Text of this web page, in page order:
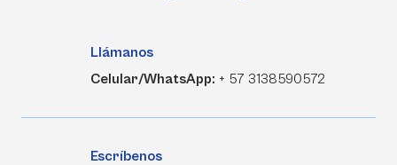
Llámanos
Celular/WhatsApp: + 57 3138590572
Escríbenos